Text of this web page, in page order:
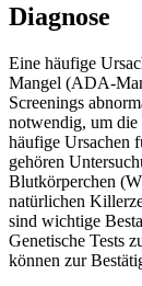
Diagnose
Eine häufige
Mangel (ADA-
Screenings
notwendig, um
häufige Ursachen
gehören
Blutkörperchen
natürlichen
sind wichtige
Genetische Tests
können zur